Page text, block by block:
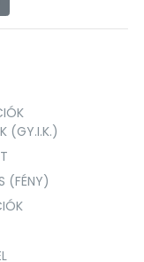
(GY.I.K.)
(FÉNY)